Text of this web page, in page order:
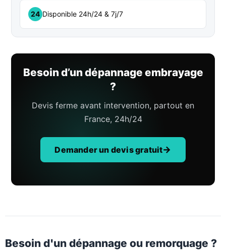
24 Disponible 24h/24 & 7j/7
Besoin d’un dépannage embrayage
?
Devis ferme avant intervention, partout en
France, 24h/24
Demander un devis gratuit
Besoin d'un dépannage ou remorquage ?